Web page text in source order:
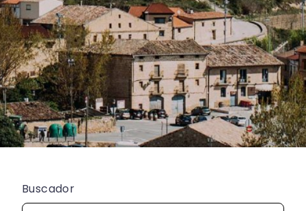
Buscador